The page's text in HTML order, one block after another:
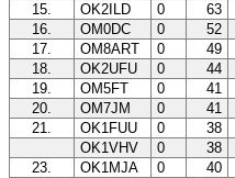
15.
OK2ILD 0 63
16.
OM0DC 0 52
17.
OM8ART 0 49
18.
OK2UFU 0 44
19.
OM5FT 0 41
20.
OM7JM 0 41
21.
OK1FUU 0 38
OK1VHV
0 38
23.
OK1MJA 0 40